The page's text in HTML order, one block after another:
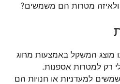
ולאיזה מטרות הם משמשים?
מוצג המשקל באמצעות מחוג
רק למטרות אספנות.
למעדניות או חנויות הם